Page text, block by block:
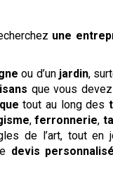
une
ou d’un jardin,
que vous
tout au long des
,ferronnerie,
de l’art, tout en
devis personnalisé